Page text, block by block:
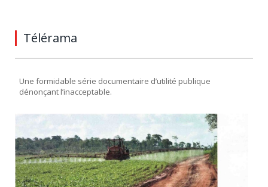
Télérama
Une formidable série documentaire d’utilité publique
dénonçant l’inacceptable.